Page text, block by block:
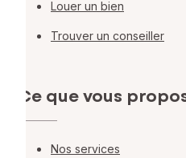
Louer un bien
Trouver un conseiller
Ce que vous
Nos services